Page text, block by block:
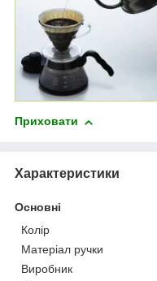
Приховати
Характеристики
Основні
Колір
Матеріал ручки
Виробник